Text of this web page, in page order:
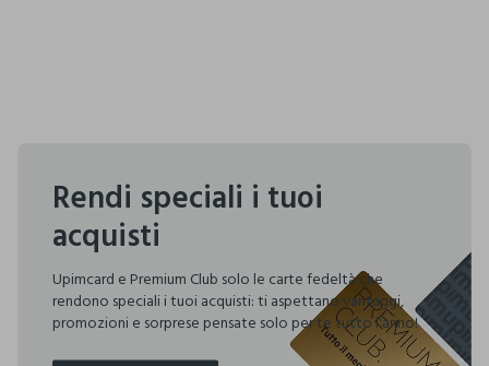
Rendi speciali i tuoi
acquisti
Upimcard e Premium Club solo le carte fedeltà che
rendono speciali i tuoi acquisti: ti aspettano vantaggi,
promozioni e sorprese pensate solo per te tutto l'anno!